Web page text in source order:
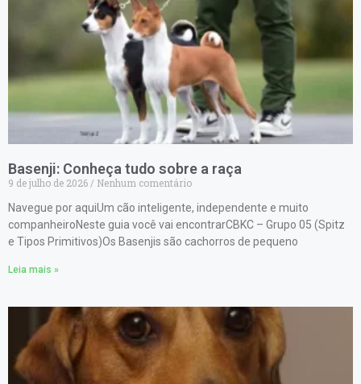
Basenji: Conheça tudo sobre a raça
9 de julho de 2026
Nenhum comentário
Navegue por aquiUm cão inteligente, independente e muito
companheiroNeste guia você vai encontrarCBKC – Grupo 05 (Spitz
e Tipos Primitivos)Os Basenjis são cachorros de pequeno
Leia mais »